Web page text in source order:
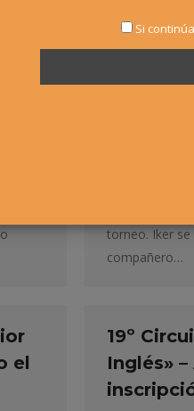
su
se
torneo. Iker
compañero…
el
19º
Inglés»
Si